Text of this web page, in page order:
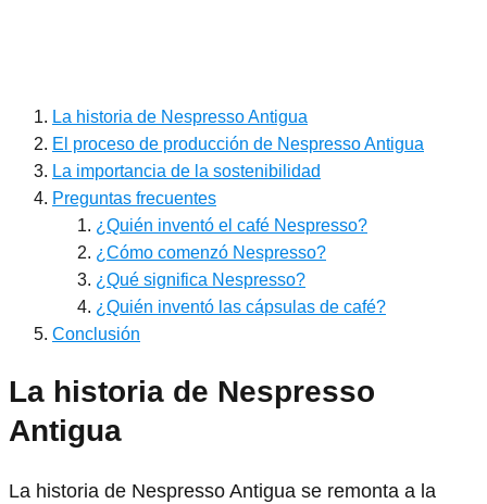
La historia de Nespresso Antigua
El proceso de producción de Nespresso Antigua
La importancia de la sostenibilidad
Preguntas frecuentes
¿Quién inventó el café Nespresso?
¿Cómo comenzó Nespresso?
¿Qué significa Nespresso?
¿Quién inventó las cápsulas de café?
Conclusión
La historia de Nespresso
Antigua
La historia de Nespresso Antigua se remonta a la